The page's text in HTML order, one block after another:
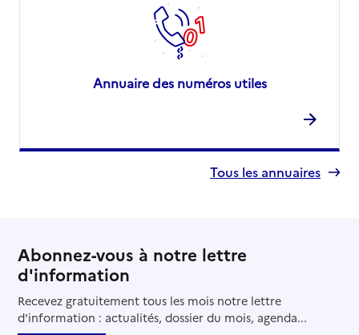
Annuaire des numéros utiles
Tous les annuaires
Abonnez-vous à notre lettre
d'information
Recevez gratuitement tous les mois notre lettre
d'information : actualités, dossier du mois, agenda...